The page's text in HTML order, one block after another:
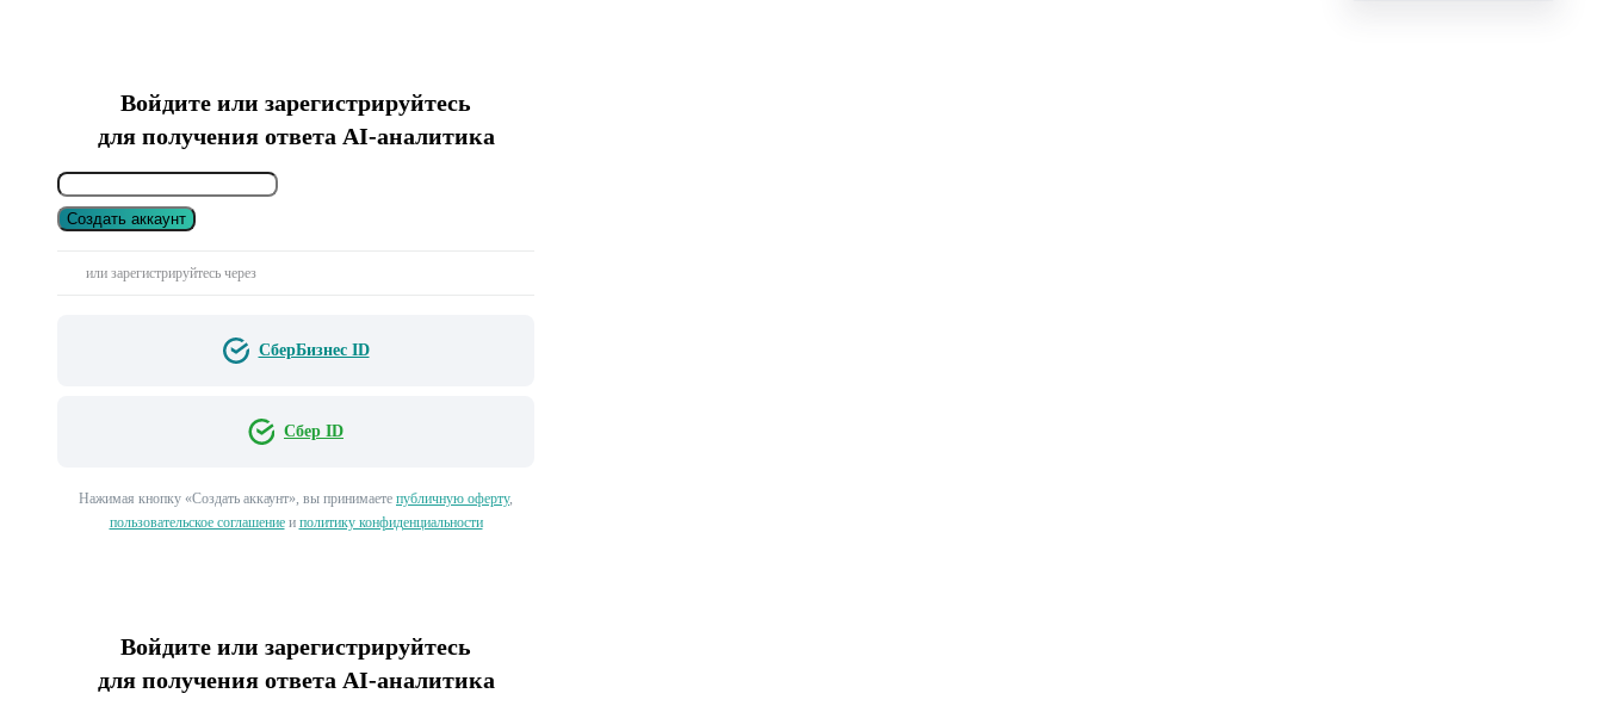
Войдите или зарегистрируйтесь
для получения ответа AI-аналитика
Создать аккаунт
или зарегистрируйтесь через
СберБизнес ID
Сбер ID
Нажимая кнопку «Создать аккаунт», вы принимаете публичную оферту,
пользовательское соглашениеи политику конфиденциальности
Войдите или зарегистрируйтесь
для получения ответа AI-аналитика